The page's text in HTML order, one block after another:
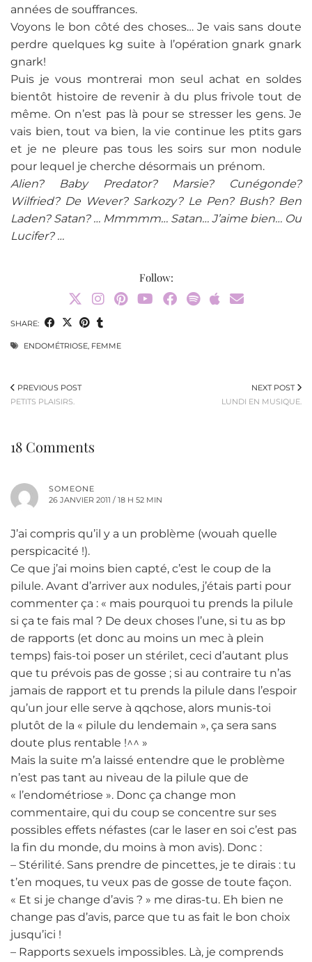
années de souffrances.
Voyons le bon côté des choses… Je vais sans doute
perdre quelques kg suite à l’opération gnark gnark
gnark!
Puis je vous montrerai mon seul achat en soldes
bientôt histoire de revenir à du plus frivole tout de
même. On n’est pas là pour se stresser les gens. Je
vais bien, tout va bien, la vie continue les ptits gars
et je ne pleure pas tous les soirs sur mon nodule
pour lequel je cherche désormais un prénom.
Alien? Baby Predator? Marsie? Cunégonde?
Wilfried? De Wever? Sarkozy? Le Pen? Bush? Ben
Laden? Satan? … Mmmmm… Satan… J’aime bien… Ou
Lucifer? …
Follow:
SHARE:
ENDOMÉTRIOSE, FEMME
PREVIOUS POST
PETITS PLAISIRS.
NEXT POST
LUNDI EN MUSIQUE.
18 Comments
SOMEONE
26 JANVIER 2011 / 18 H 52 MIN
J’ai compris qu’il y a un problème (wouah quelle
perspicacité !).
Ce que j’ai moins bien capté, c’est le coup de la
pilule. Avant d’arriver aux nodules, j’étais parti pour
commenter ça : « mais pourquoi tu prends la pilule
si ça te fais mal ? De deux choses l’une, si tu as bp
de rapports (et donc au moins un mec à plein
temps) fais-toi poser un stérilet, ceci d’autant plus
que tu prévois pas de gosse ; si au contraire tu n’as
jamais de rapport et tu prends la pilule dans l’espoir
qu’un jour elle serve à qqchose, alors munis-toi
plutôt de la « pilule du lendemain », ça sera sans
doute plus rentable !^^ »
Mais la suite m’a laissé entendre que le problème
n’est pas tant au niveau de la pilule que de
« l’endométriose ». Donc ça change mon
commentaire, qui du coup se concentre sur ses
possibles effets néfastes (car le laser en soi c’est pas
la fin du monde, du moins à mon avis). Donc :
– Stérilité. Sans prendre de pincettes, je te dirais : tu
t’en moques, tu veux pas de gosse de toute façon.
« Et si je change d’avis ? » me diras-tu. Eh bien ne
change pas d’avis, parce que tu as fait le bon choix
jusqu’ici !
– Rapports sexuels impossibles. Là, je comprends